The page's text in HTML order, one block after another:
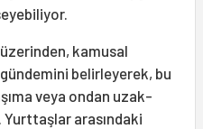
kamusal
belirleyerek, bu
veya ondan uzak­
arasındaki